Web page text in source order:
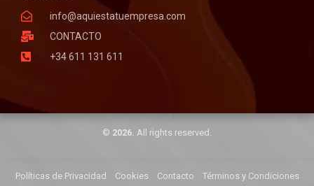
info@aquiestatuempresa.com
CONTACTO
+34 611 131 611
Políticas de Privacidad Cookies Contacto Términos y Condiciones
© 2026. All rights reserved.